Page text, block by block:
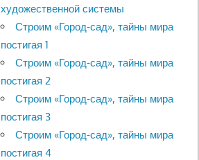
художественной системы
Строим «Город-сад», тайны мира
постигая 1
Строим «Город-сад», тайны мира
постигая 2
Строим «Город-сад», тайны мира
постигая 3
Строим «Город-сад», тайны мира
постигая 4